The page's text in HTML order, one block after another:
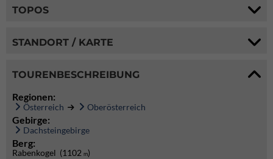
TOPOS
STANDORT / KARTE
TOURENBESCHREIBUNG
Regionen:
Österreich Oberösterreich
Gebirge:
Dachsteingebirge
Berg:
Rabenkogel (1102 m)